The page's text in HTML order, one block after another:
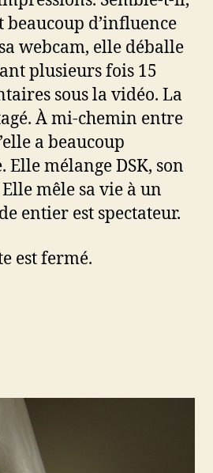
d’influence
webcam, elle déballe
plusieurs fois 15
sous la vidéo. La
À mi-chemin entre
a beaucoup
mélange DSK, son
mêle sa vie à un
entier est spectateur.
est fermé.